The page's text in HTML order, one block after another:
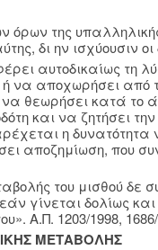
όρων της
δι ην ισχύουσιν
αυτοδικαίως τη
να αποχωρήσει
θεωρήσει κατά το
και να ζητήσει
η
αποζημίωση, που
του μισθού δε
γίνεται δολίως
Α.Π. 1203/1998,
ΜΕΤΑΒΟΛΗΣ